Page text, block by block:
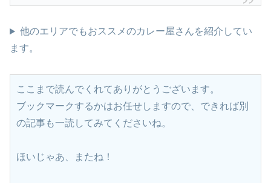
他のエリアでもおススメのカレー屋さんを紹介してい
ます。
ここまで読んでくれてありがとうございます。
ブックマークするかはお任せしますので、できれば別
の記事も一読してみてくださいね。
ほいじゃあ、またね！